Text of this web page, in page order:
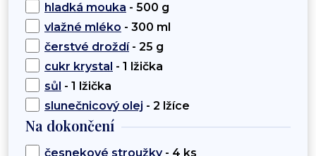
hladká mouka - 500 g
vlažné mléko - 300 ml
čerstvé droždí- 25 g
cukr krystal - 1 lžička
sůl - 1 lžička
slunečnicový olej - 2 lžíce
Na dokončení
česnekové stroužky- 4 ks